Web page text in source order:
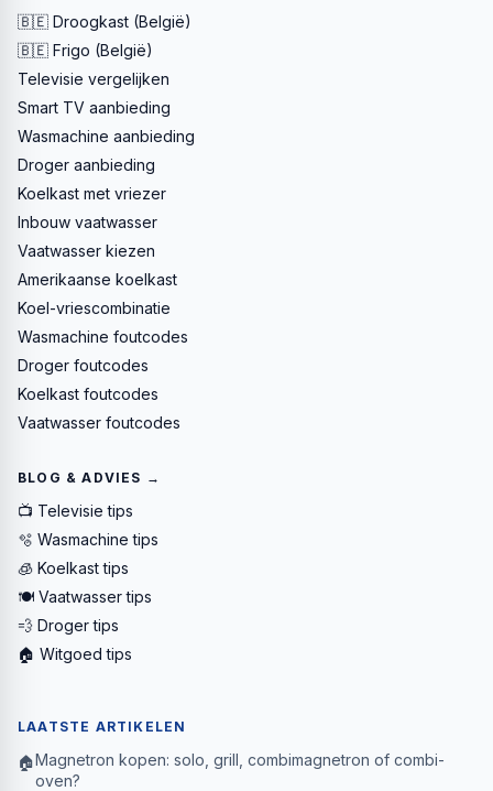
🇧🇪 Droogkast (België)
🇧🇪 Frigo (België)
Televisie vergelijken
Smart TV aanbieding
Wasmachine aanbieding
Droger aanbieding
Koelkast met vriezer
Inbouw vaatwasser
Vaatwasser kiezen
Amerikaanse koelkast
Koel-vriescombinatie
Wasmachine foutcodes
Droger foutcodes
Koelkast foutcodes
Vaatwasser foutcodes
BLOG & ADVIES →
📺 Televisie tips
🫧 Wasmachine tips
🧊 Koelkast tips
🍽️ Vaatwasser tips
💨 Droger tips
🏠 Witgoed tips
LAATSTE ARTIKELEN
🏠Magnetron kopen: solo, grill, combimagnetron of combi-
oven?